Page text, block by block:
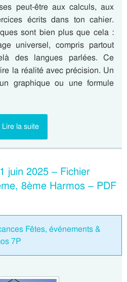
peut-être aux calculs, aux
écrits dans ton cahier.
sont bien plus que cela :
universel, compris partout
des langues parlées. Ce
la réalité avec précision. Un
graphique ou une formule
Lire la suite
juin 2025 – Fichier
8ème Harmos – PDF
Fêtes, événements &
7P